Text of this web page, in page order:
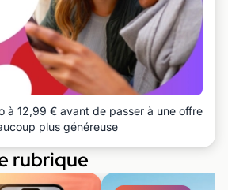
à 12,99 € avant de passer à une offre
plus généreuse
rubrique